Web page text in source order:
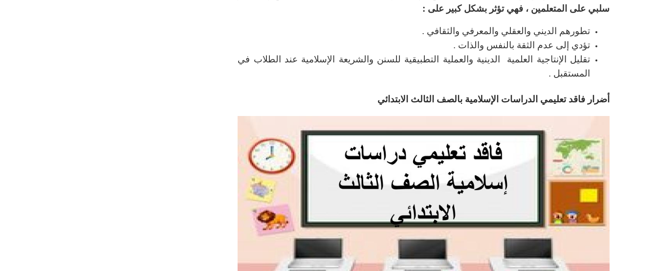
سلبي على المتعلمين ، فهي تؤثر بشكل كبير على :
تطورهم الديني والعقلي والمعرفي والثقافي .
تؤدي إلى عدم الثقة بالنفس والذات .
تقليل الإنتاجية العلمية الدينية والعملية التطبيقية للسنن والشريعة الإسلامية عند الطلاب في
المستقبل .
أضرار فاقد تعليمي الدراسات الإسلامية بالصف الثالث الابتدائي